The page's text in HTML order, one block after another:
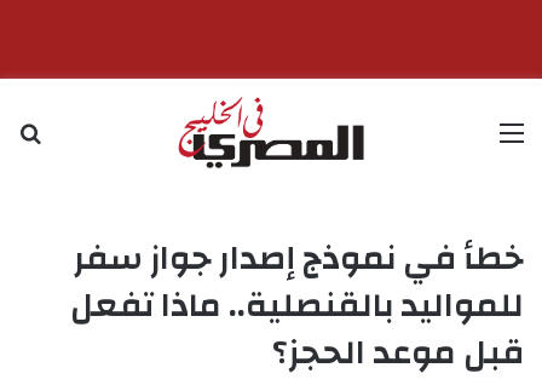
القائمة
خطأ في نموذج إصدار جواز سفر
للمواليد بالقنصلية.. ماذا تفعل
قبل موعد الحجز؟